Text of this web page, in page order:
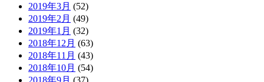
2019年3月 (52)
2019年2月 (49)
2019年1月 (32)
2018年12月 (63)
2018年11月 (43)
2018年10月 (54)